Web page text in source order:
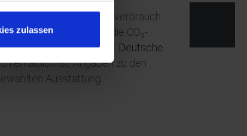
zulassen
offiziellen Kraftstoffverbrauch
Kraftstoffverbrauch, die CO₂-
und bei derDAT Deutsche
erhältlich ist. Angaben zu den
Ausstattung.